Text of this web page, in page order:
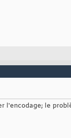
l'encodage; le